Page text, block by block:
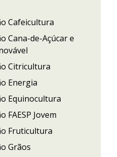
Cafeicultura
Cana-de-Açúcar e
Citricultura
Energia
Equinocultura
FAESP Jovem
Fruticultura
Grãos